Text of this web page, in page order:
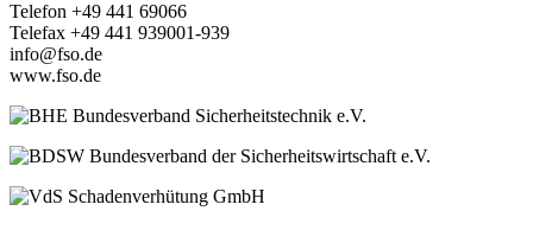
Telefon +49 441 69066
Telefax +49 441 939001-939
info@fso.de
www.fso.de